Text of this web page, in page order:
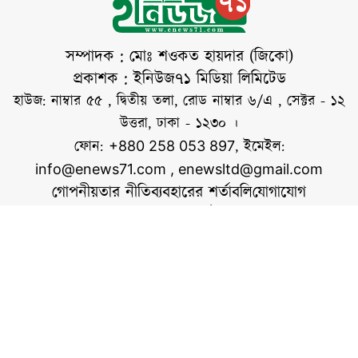
বেছে নেওয়ার দিকেও
মনোযোগ দিতে হবে।
বিশেষজ্ঞরা বলছেন,
অলিভ অয়েল,
অ্যাভোকাডো অয়েল,
ফ্ল্যাক্সসিড অয়েল,
সানফ্লাওয়ার অয়েল
সম্পাদক : মোঃ শওকত হায়দার (জিকো)
প্রকাশক : ইনিউজ৭১ মিডিয়া লিমিটেড
হাউজ: নাম্বার ৫৫ , দ্বিতীয় তলা, রোড নাম্বার ৬/এ , সেক্টর - ১২
উত্তরা, ঢাকা - ১২৩০ ।
ফোন: +880 258 053 897, ইমেইল:
info@enews71.com , enewsltd@gmail.com
গোপনীয়তার নীতিব্যবহারের শর্তাবলিযোগাযোগ